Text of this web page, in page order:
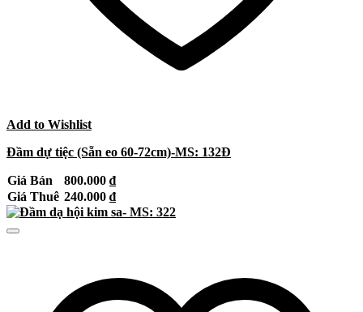
Add to Wishlist
Đầm dự tiệc (Sẵn eo 60-72cm)-MS: 132Đ
Giá Bán 800.000 ₫
Giá Thuê 240.000 ₫